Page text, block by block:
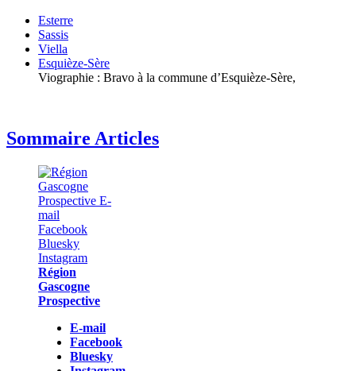
Esterre
Sassis
Viella
Esquièze-Sère
Viographie : Bravo à la commune d’Esquièze-Sère,
Sommaire Articles
Région
Gascogne
Prospective
E-mail
Facebook
Bluesky